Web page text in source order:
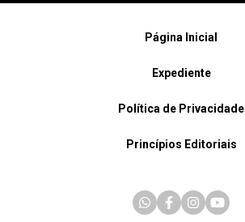
Página Inicial
Expediente
Política de Privacidade
Princípios Editoriais